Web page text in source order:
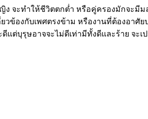
ง จะทำให้ชีวิตตกต่ำ หรือคู่ครองมักจะมีม
ยวข้องกับเพศตรงข้าม หรืองานที่ต้องอาศั
ดีแต่บุรุษอาจจะไม่ดีเท่ามีทั้งดีและร้าย จะ